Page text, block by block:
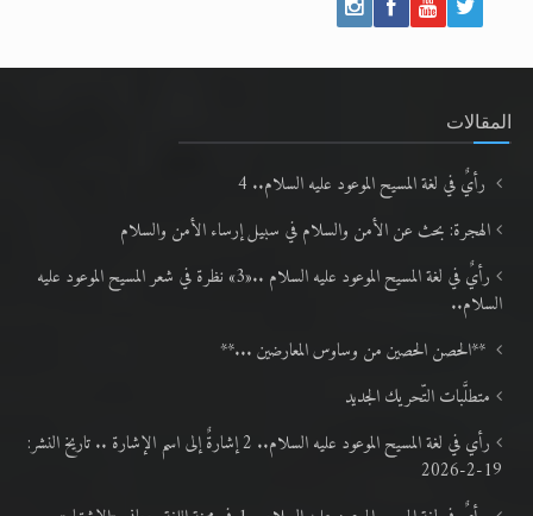
المقالات
رأيٌ في لغة المسيح الموعود عليه السلام.. 4
الهجرة: بحث عن الأمن والسلام في سبيل إرساء الأمن والسلام
رأيٌ في لغة المسيح الموعود عليه السلام ..«3» نظرة في شعر المسيح الموعود عليه
السلام..
**الحصن الحصين من وساوس المعارضين ...**
متطلَّبات التّحريك الجديد
رأي في لغة المسيح الموعود عليه السلام.. 2 إشارةٌ إلى اسم الإشارة .. تاريخ النشر:
19-2-2026